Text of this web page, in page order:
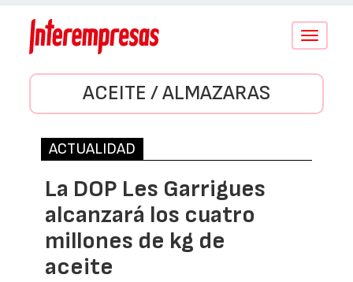
Conmutar
ACEITE / ALMAZARAS
ACTUALIDAD
La DOP Les Garrigues
alcanzará los cuatro
millones de kg de
aceite